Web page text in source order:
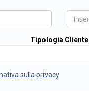
Tipologia Cliente
sulla privacy